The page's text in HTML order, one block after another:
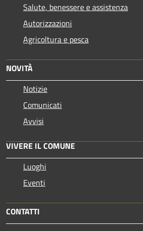
Salute, benessere e assistenza
Autorizzazioni
Agricoltura e pesca
NOVITÀ
Notizie
Comunicati
Avvisi
VIVERE IL COMUNE
Luoghi
Eventi
CONTATTI